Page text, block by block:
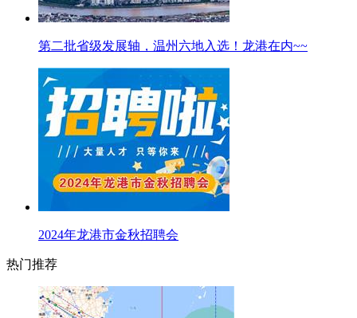
第二批省级发展轴，温州六地入选！龙港在内~~
2024年龙港市金秋招聘会
热门推荐